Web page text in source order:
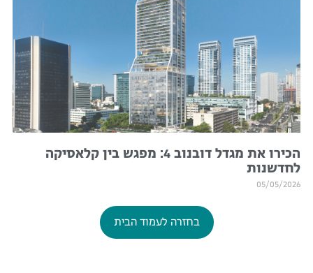
הכירו את מגדל דובנוב 4: מפגש בין קלאסיקה
לחדשנות
05/05/2026
בחזרה לעמוד הבית